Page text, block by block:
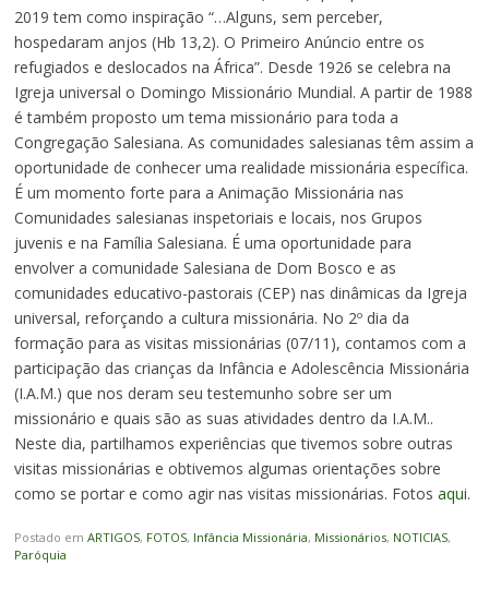
2019 tem como inspiração “…Alguns, sem perceber,
hospedaram anjos (Hb 13,2). O Primeiro Anúncio entre os
refugiados e deslocados na África”. Desde 1926 se celebra na
Igreja universal o Domingo Missionário Mundial. A partir de 1988
é também proposto um tema missionário para toda a
Congregação Salesiana. As comunidades salesianas têm assim a
oportunidade de conhecer uma realidade missionária específica.
É um momento forte para a Animação Missionária nas
Comunidades salesianas inspetoriais e locais, nos Grupos
juvenis e na Família Salesiana. É uma oportunidade para
envolver a comunidade Salesiana de Dom Bosco e as
comunidades educativo-pastorais (CEP) nas dinâmicas da Igreja
universal, reforçando a cultura missionária. No 2º dia da
formação para as visitas missionárias (07/11), contamos com a
participação das crianças da Infância e Adolescência Missionária
(I.A.M.) que nos deram seu testemunho sobre ser um
missionário e quais são as suas atividades dentro da I.A.M..
Neste dia, partilhamos experiências que tivemos sobre outras
visitas missionárias e obtivemos algumas orientações sobre
como se portar e como agir nas visitas missionárias. Fotos aqui.
Postado em ARTIGOS, FOTOS, Infância Missionária, Missionários, NOTICIAS,
Paróquia